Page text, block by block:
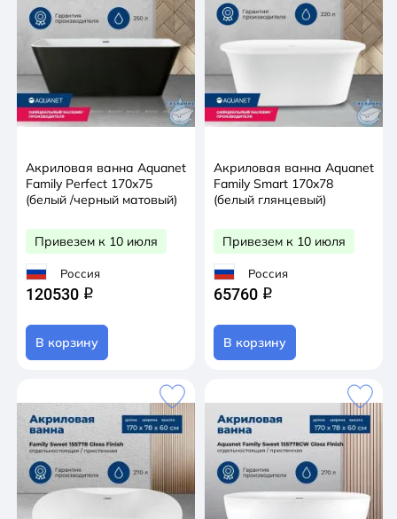
Акриловая ванна Aquanet
Family Perfect 170x75
(белый /черный матовый)
Привезем к 10 июля
Россия
120530 q
В корзину
Акриловая ванна Aquanet
Family Smart 170x78
(белый глянцевый)
Привезем к 10 июля
Россия
65760 q
В корзину